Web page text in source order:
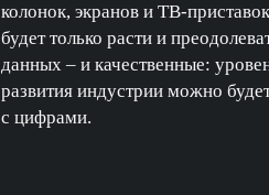
колонок, экранов и ТВ-
будет только расти и
данных – и качественные:
развития индустрии можно
с цифрами.